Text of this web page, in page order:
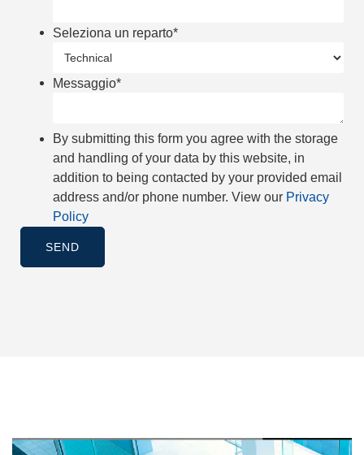
Seleziona un reparto*
Messaggio*
By submitting this form you agree with the storage
and handling of your data by this website, in
addition to being contacted by your provided email
address and/or phone number. View our Privacy
Policy